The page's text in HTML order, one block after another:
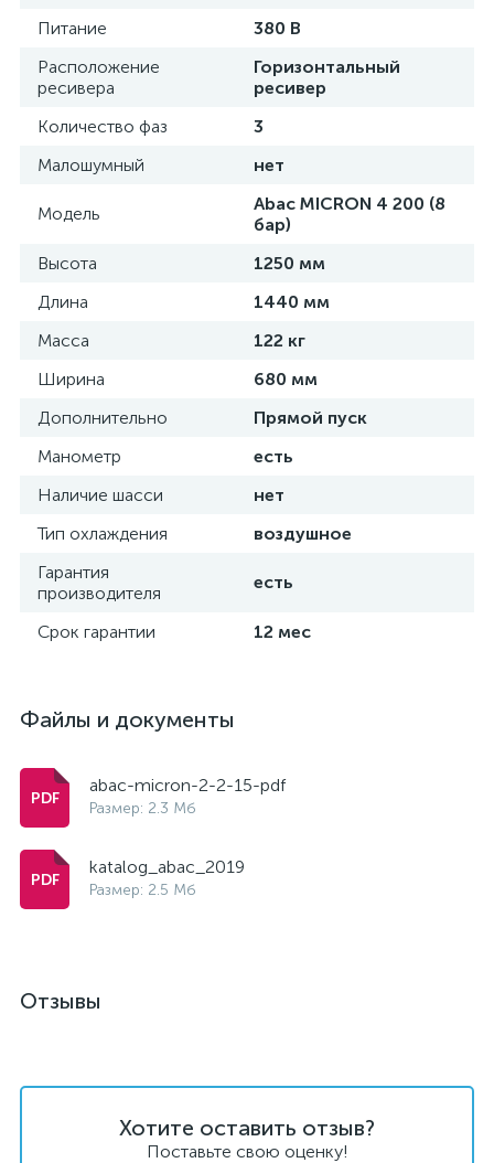
Питание
380 В
Расположение
ресивера
Горизонтальный
ресивер
Количество фаз
3
Малошумный
нет
Модель
Abac MICRON 4 200 (8
бар)
Высота
1250 мм
Длина
1440 мм
Масса
122 кг
Ширина
680 мм
Дополнительно
Прямой пуск
Манометр
есть
Наличие шасси
нет
Тип охлаждения
воздушное
Гарантия
производителя
есть
Срок гарантии 12 мес
Файлы и документы
abac-micron-2-2-15-pdf
Размер: 2.3 Мб
katalog_abac_2019
Размер: 2.5 Мб
Отзывы
Хотите оставить отзыв?
Поставьте свою оценку!